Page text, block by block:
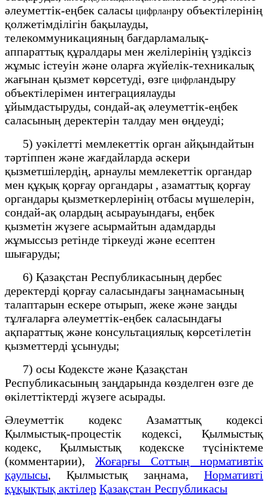
әлеуметтік-еңбек саласы цифрланру объектілерінің
қолжетімділігін бақылауды,
телекоммуникацияның бағдарламалық-
аппараттық құралдары мен желілерінің үздіксіз
жұмыс істеуін және оларға жүйелік-техникалық
жағынан қызмет көрсетуді, өзге цифрландыру
объектілерімен интеграциялауды
ұйымдастыруды, сондай-ақ әлеуметтік-еңбек
саласының деректерін талдау мен өңдеуді;
5) уәкілетті мемлекеттік орган айқындайтын
тәртіппен және жағдайларда әскери
қызметшілердің, арнаулы мемлекеттік органдар
мен құқық қорғау органдары , азаматтық қорғау
органдары қызметкерлерінің отбасы мүшелерін,
сондай-ақ олардың асырауындағы, еңбек
қызметін жүзеге асырмайтын адамдарды
жұмыссыз ретінде тіркеуді және есептен
шығаруды;
6) Қазақстан Республикасының дербес
деректерді қорғау саласындағы заңнамасының
талаптарын ескере отырып, жеке және заңды
тұлғаларға әлеуметтік-еңбек саласындағы
ақпараттық және консультациялық көрсетілетін
қызметтерді ұсынуды;
7) осы Кодексте және Қазақстан
Республикасының заңдарында көзделген өзге де
өкілеттіктерді жүзеге асырады.
Әлеуметтік кодекс Азаматтық кодексi
Қылмыстық-процестік кодексi, Қылмыстық
кодекс, Қылмыстық кодекске түсініктеме
(комментарии),Жоғарғы Соттың нормативтік
қаулысы, Қылмыстық заңнама, Нормативті
құқықтық актілер Қазақстан Республикасы